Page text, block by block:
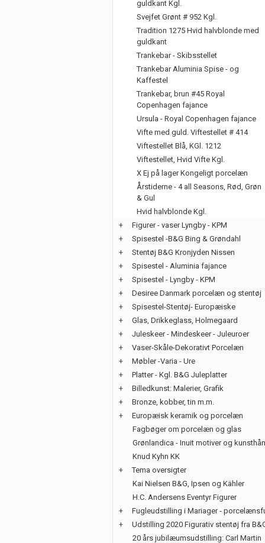
guldkant Kgl.
Svejfet Grønt # 952 Kgl.
Tradition 1275 Hvid halvblonde med
guldkant
Trankebar - Skibsstellet
Trankebar Aluminia Spise - og
Kaffestel
Trankebar, brun #45 Royal
Copenhagen fajance
Ursula - Royal Copenhagen fajance
Vifte med guld. Viftestellet # 414
Viftestellet Blå, KGl. 1212
Viftestellet, Hvid Vifte Kgl.
X Ej på lager Kongeligt porcelæn
Årstiderne - 4 all Seasons, Rød, Grøn
& Gul
Hvid halvblonde Kgl.
+
Figurer - vaser Lyngby - KPM
+
Spisestel -B&G Bing & Grøndahl
+
Stentøj B&G Kronjyden Nissen
+
Spisestel - Aluminia fajance
+
Spisestel - Lyngby - KPM
+
Desiree Danmark porcelæn og stentøj
+
Spisestel-Stentøj- Europæiske
+
Glas, Drikkeglass, Holmegaard
+
Juleskeer - Mindeskeer - Juleuroer
+
Vaser-Skåle-Dekorativt Porcelæn
+
Møbler -Varia - Ure
+
Platter - Kgl. B&G Juleplatter
+
Billedkunst: Malerier, Grafik
+
Bronze, kobber, tin m.m.
+
Europæisk keramik og porcelæn
Fagbøger om porcelæn og glas
Grønlandica - Inuit motiver og
Knud Kyhn KK
+
Tema oversigter
Kai Nielsen B&G, Ipsen og Kähler
H.C. Andersens Eventyr Figurer
+
Fugleudstilling i Mariager -
+
Udstilling 2020 Figurativ stentøj fra
20 års jubilæumsudstilling: Carl Martin